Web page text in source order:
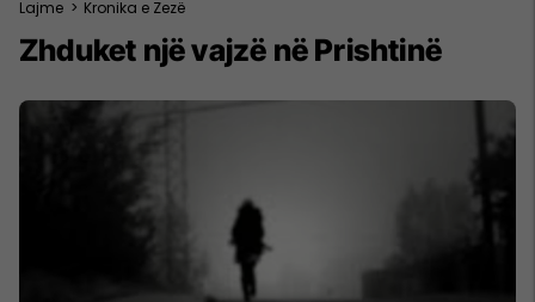
Lajme > Kronika e Zezë
Zhduket një vajzë në Prishtinë